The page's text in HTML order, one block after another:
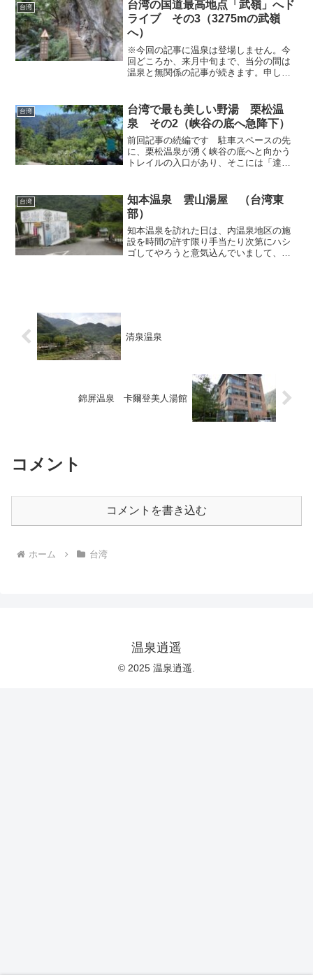
にわかってました。はっき...
台湾
台湾の国道最高地点「武嶺」へド
ライブ その3（3275mの武嶺
へ）
※今回の記事に温泉は登場しません。今
回どころか、来月中旬まで、当分の間は
温泉と無関係の記事が続きます。申し訳
泉入口・標高575m・台8線167.7km地
点）】文山...
台湾
台湾で最も美しい野湯 栗松温
泉 その2（峡谷の底へ急降下）
前回記事の続編です 駐車スペースの先
に、栗松温泉が湧く峡谷の底へと向かう
トレイルの入口があり、そこには「達道
た。原住民ブヌン族の言葉では栗松温泉
をこ...
台湾
知本温泉 雲山湯屋 （台湾東
部）
知本温泉を訪れた日は、内温泉地区の施
設を時間の許す限り手当たり次第にハシ
ゴしてやろうと意気込んでいまして、
清泉温泉
錦屏温泉 卡爾登美人湯館
コメント
コメントを書き込む
ホーム 台湾
温泉逍遥
© 2025 温泉逍遥.